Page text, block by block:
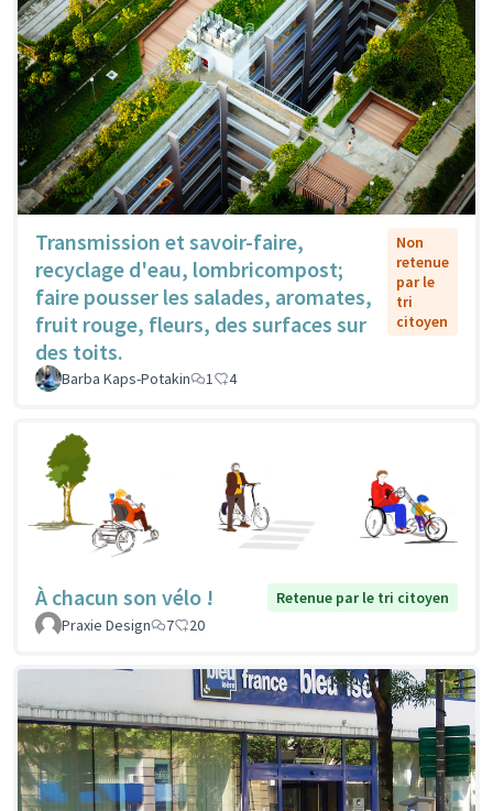
Transmission et savoir-faire,
recyclage d'eau, lombricompost;
faire pousser les salades, aromates,
fruit rouge, fleurs, des surfaces sur
des toits.
Non
retenue
par le
tri
citoyen
Barba Kaps-Potakin 1 4
À chacun son vélo !
Retenue par le tri citoyen
Praxie Design
7 20